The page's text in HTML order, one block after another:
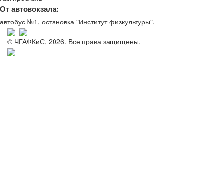
От автовокзала:
автобус №1, остановка "Институт физкультуры".
© ЧГАФКиС, 2026. Все права защищены.